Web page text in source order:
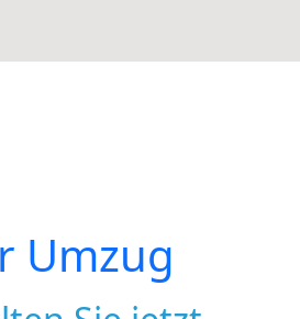
Umzug